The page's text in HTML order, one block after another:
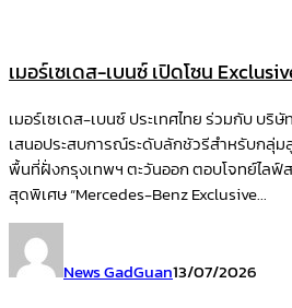
เมอร์เซเดส-เบนซ์ เปิดโซน
เมอร์เซเดส-เบนซ์ ประเทศไทย ร่วมกับ บริ
เสนอประสบการณ์ระดับลักชัวรีสำหรับกลุ่
พื้นที่ฝั่งกรุงเทพฯ ตะวันออก ตอบโจทย์ไลฟ์
สุดพิเศษ “Mercedes-Benz Exclusive...
News GadGuan13/07/2026